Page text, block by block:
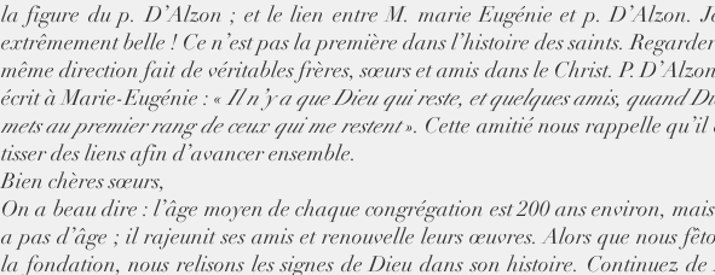
la figure du p. D’Alzon ; et le lien entre M. marie Eugénie et p. D’Alzon.
extrêmement belle ! Ce n’est pas la première dans l’histoire des saints.
même direction fait de véritables frères, sœurs et amis dans le Christ. P.
écrit à Marie-Eugénie : « Il n’y a que Dieu qui reste, et quelques amis, quand
mets au premier rang de ceux qui me restent ». Cette amitié nous rappelle qu’il
tisser des liens afin d’avancer ensemble.
Bien chères sœurs,
On a beau dire : l’âge moyen de chaque congrégation est 200 ans environ,
a pas d’âge ; il rajeunit ses amis et renouvelle leurs œuvres. Alors que nous
la fondation, nous relisons les signes de Dieu dans son histoire. Continuez